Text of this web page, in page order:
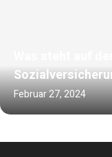
Februar 27, 2024